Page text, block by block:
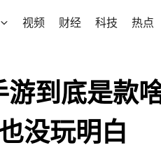
视频 财经 科技 热点
游到底是款
没玩明白